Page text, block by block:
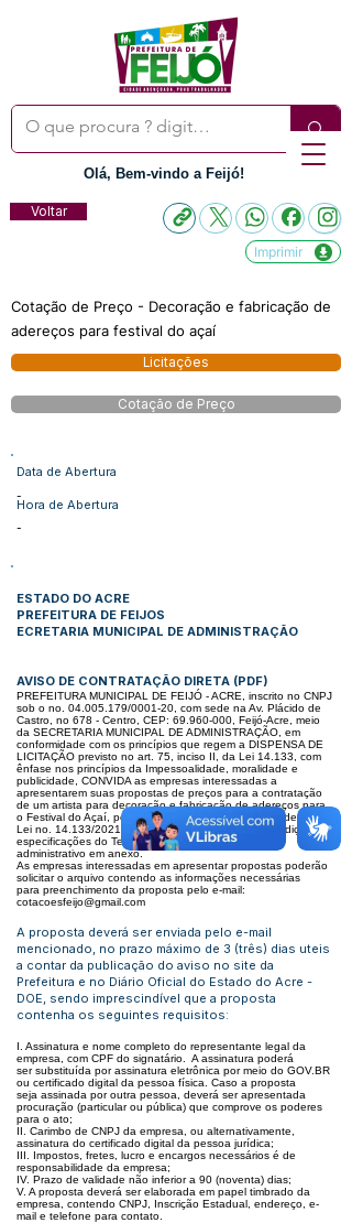
Olá, Bem-vindo a Feijó!
Voltar
Imprimir
Cotação de Preço - Decoração e fabricação de
adereços para festival do açaí
Licitações
Cotação de Preço
Data de Abertura
-
Hora de Abertura
-
ESTADO DO ACRE
PREFEITURA DE FEIJOS
ECRETARIA MUNICIPAL DE ADMINISTRAÇÃO
AVISO DE CONTRATAÇÃO DIRETA (PDF)
PREFEITURA MUNICIPAL DE FEIJÓ - ACRE, inscrito no CNPJ
sob o no. 04.005.179/0001-20, com sede na Av. Plácido de
Castro, no 678 - Centro, CEP: 69.960-000 , Feijó-Acre, meio
da SECRETARIA MUNICIPAL DE ADMINISTRAÇÃO, em
conformidade com os princípios que regem a DISPENSA DE
LICITAÇÃO previsto no art. 75, inciso II, da Lei 14.133, com
ênfase nos princípios da Impessoalidade, moralidade e
publicidade, CONVIDA as empresas interessadas a
apresentarem suas propostas de preços para a contratação
de um artista para decoração e fabricação de adereços para
o Festival do Açaí, pelo menor preço, em conformidade
com a
Lei no. 14.133/2021, e de conformidade com as condições e
especificações do Termo de Referência do processo
administrativo em anexo.
As empresas interessadas em apresentar propostas poderão
solicitar o arquivo contendo as informações necessárias
para preenchimento da proposta pelo e-mail:
cotacoesfeijo@gmail.com
A proposta deverá ser enviada pelo e-mail
mencionado, no prazo máximo de 3 (três) dias uteis
a contar da publicação do aviso no site da
Prefeitura e no Diário Oficial do Estado do Acre -
DOE, sendo imprescindível que a proposta
contenha os seguintes requisitos:
I. Assinatura e nome completo do representante legal da
empresa, com CPF do signatário. A assinatura poderá
sersubstituída por assinatura eletrônica por meio do GOV.BR
ou certificado digital da pessoa física. Caso a proposta
seja assinada por outra pessoa, deverá ser apresentada
procuração (particular ou pública) que comprove os poderes
para o ato;
II. Carimbo de CNPJ da empresa, ou alternativamente,
assinatura do certificado digital da pessoa jurídica;
III. Impostos, fretes, lucro e encargos necessários é de
responsabilidade da empresa;
IV. Prazo de validade não inferior a 90 (noventa) dias;
V. A proposta deverá ser elaborada em papel timbrado da
empresa, contendo CNPJ, Inscrição Estadual, endereço, e-
mail e telefone para contato.